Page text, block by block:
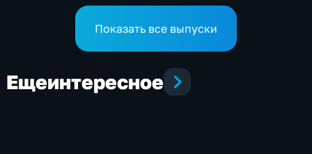
Показать все выпуски
Ещеинтересное